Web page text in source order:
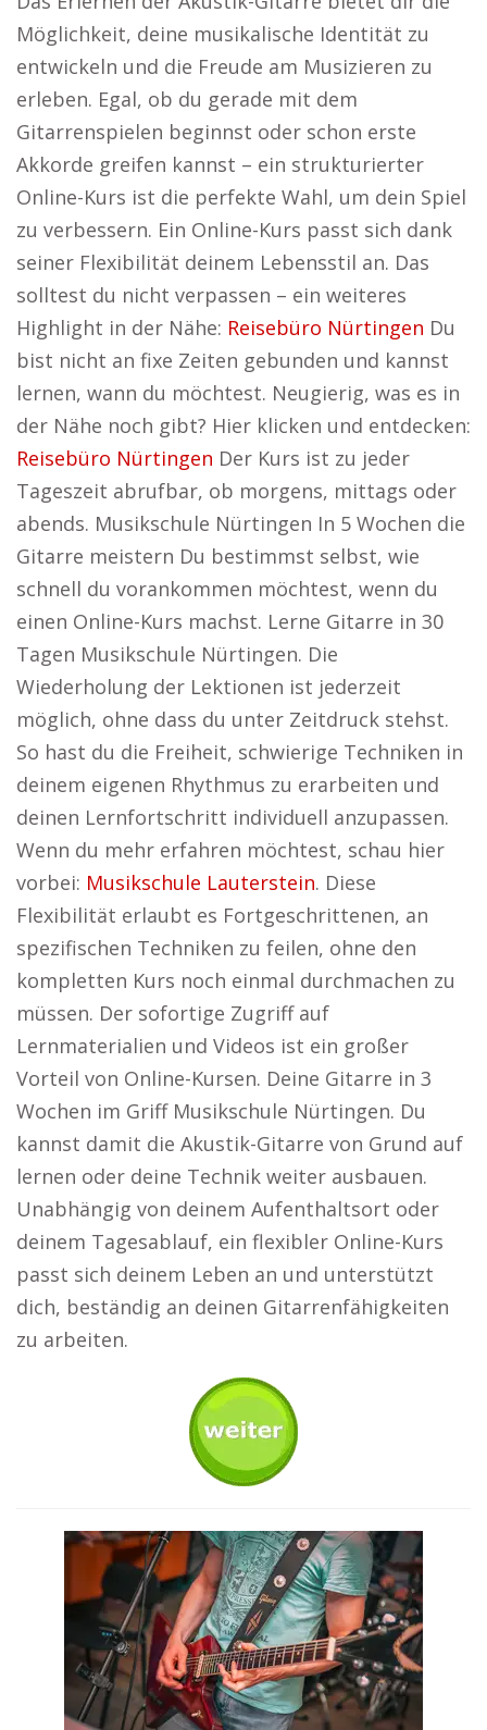
Möglichkeit, deine musikalische Identität zu
entwickeln und die Freude am Musizieren zu
erleben. Egal, ob du gerade mit dem
Gitarrenspielen beginnst oder schon erste
Akkorde greifen kannst – ein strukturierter
Online-Kurs ist die perfekte Wahl, um dein Spiel
zu verbessern. Ein Online-Kurs passt sich dank
seiner Flexibilität deinem Lebensstil an. Das
solltest du nicht verpassen – ein weiteres
Highlight in der Nähe: Reisebüro Nürtingen Du
bist nicht an fixe Zeiten gebunden und kannst
lernen, wann du möchtest. Neugierig, was es in
der Nähe noch gibt? Hier klicken und entdecken:
Reisebüro Nürtingen Der Kurs ist zu jeder
Tageszeit abrufbar, ob morgens, mittags oder
abends. Musikschule Nürtingen In 5 Wochen die
Gitarre meistern Du bestimmst selbst, wie
schnell du vorankommen möchtest, wenn du
einen Online-Kurs machst. Lerne Gitarre in 30
Tagen Musikschule Nürtingen. Die
Wiederholung der Lektionen ist jederzeit
möglich, ohne dass du unter Zeitdruck stehst.
So hast du die Freiheit, schwierige Techniken in
deinem eigenen Rhythmus zu erarbeiten und
deinen Lernfortschritt individuell anzupassen.
Wenn du mehr erfahren möchtest, schau hier
vorbei: Musikschule Lauterstein. Diese
Flexibilität erlaubt es Fortgeschrittenen, an
spezifischen Techniken zu feilen, ohne den
kompletten Kurs noch einmal durchmachen zu
müssen. Der sofortige Zugriff auf
Lernmaterialien und Videos ist ein großer
Vorteil von Online-Kursen. Deine Gitarre in 3
Wochen im Griff Musikschule Nürtingen. Du
kannst damit die Akustik-Gitarre von Grund auf
lernen oder deine Technik weiter ausbauen.
Unabhängig von deinem Aufenthaltsort oder
deinem Tagesablauf, ein flexibler Online-Kurs
passt sich deinem Leben an und unterstützt
dich, beständig an deinen Gitarrenfähigkeiten
zu arbeiten.